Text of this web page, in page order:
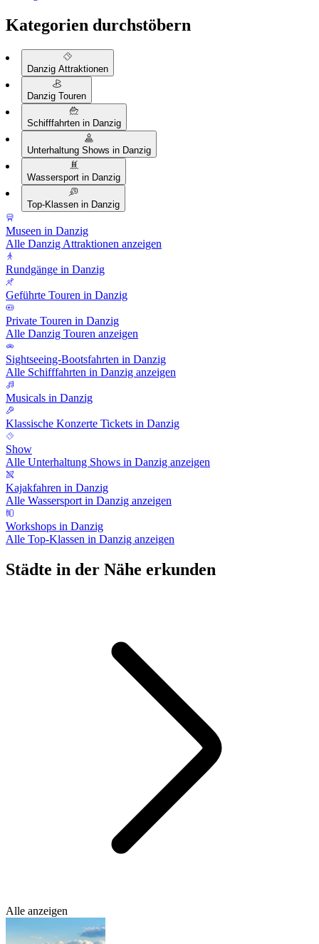
Kategorien durchstöbern
Danzig Attraktionen
Danzig Touren
Schifffahrten in Danzig
Unterhaltung Shows in Danzig
Wassersport in Danzig
Top-Klassen in Danzig
Museen in Danzig
Alle Danzig Attraktionen anzeigen
Rundgänge in Danzig
Geführte Touren in Danzig
Private Touren in Danzig
Alle Danzig Touren anzeigen
Sightseeing-Bootsfahrten in Danzig
Alle Schifffahrten in Danzig anzeigen
Musicals in Danzig
Klassische Konzerte Tickets in Danzig
Show
Alle Unterhaltung Shows in Danzig anzeigen
Kajakfahren in Danzig
Alle Wassersport in Danzig anzeigen
Workshops in Danzig
Alle Top-Klassen in Danzig anzeigen
Städte in der Nähe erkunden
Alle anzeigen